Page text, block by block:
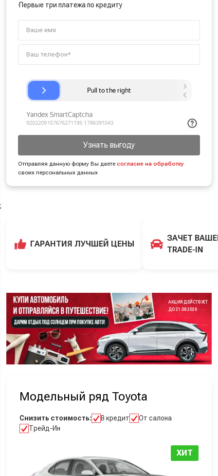
Первые три платежа по кредиту
Узнать выгоду
Отправляя данную форму Вы даетесогласие на обработку
своих персональных данных
;
ГАРАНТИЯ ЛУЧШЕЙ ЦЕНЫ
ЗАЧЕТ
TRADE-IN
АКЦИЯ ДЕЙСТВУЕТ
ДО 21.08.2026
Модельный ряд Toyota
Снизить стоимость: В кредит
От салона
Трейд-Ин
ХИТ